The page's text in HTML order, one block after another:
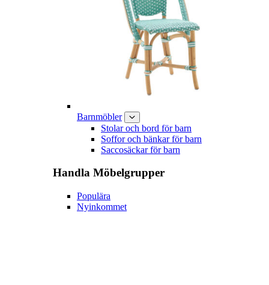
Barnmöbler
Stolar och bord för barn
Soffor och bänkar för barn
Saccosäckar för barn
Handla Möbelgrupper
Populära
Nyinkommet